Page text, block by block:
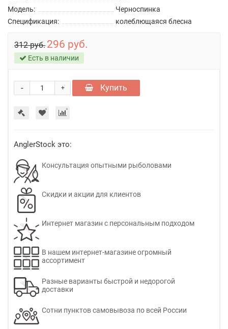
Модель:
Черноспинка
Спецификация:
колеблющаяся блесна
312 руб. 296 руб.
Есть в наличии
+
- Купить
AnglerStock это:
Консультация опытными рыболовами
Скидки и акции для клиентов
Интернет магазин с персональным подходом
В нашем интернет-магазине огромный
ассортимент
Разные варианты быстрой и недорогой
доставки
Сотни пунктов самовывоза по всей России